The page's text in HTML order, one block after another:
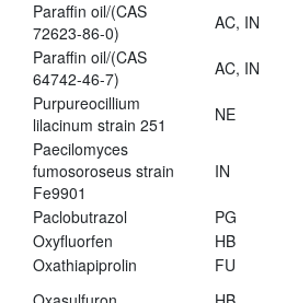
Paraffin oil/(CAS
72623-86-0)
AC, IN
Paraffin oil/(CAS
64742-46-7)
AC, IN
Purpureocillium
lilacinum strain 251
NE
Paecilomyces
fumosoroseus strain
Fe9901
IN
Paclobutrazol PG
Oxyfluorfen
HB
Oxathiapiprolin
FU